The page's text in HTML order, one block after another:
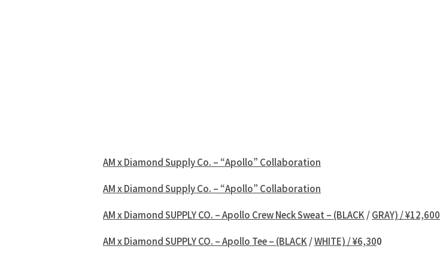
AM x Diamond Supply Co. – “Apollo” Collaboration
AM x Diamond Supply Co. – “Apollo” Collaboration
AM x Diamond SUPPLY CO. – Apollo Crew Neck Sweat – (BLACK /GRAY) / ¥12,600
AM x Diamond SUPPLY CO. – Apollo Tee – (BLACK /WHITE) / ¥6,300